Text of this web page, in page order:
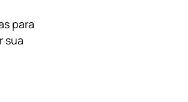
para
sua